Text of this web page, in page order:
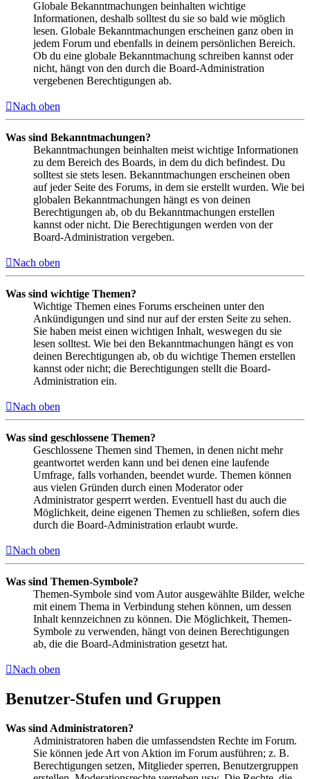
Globale Bekanntmachungen beinhalten wichtige
Informationen, deshalb solltest du sie so bald wie möglich
lesen. Globale Bekanntmachungen erscheinen ganz oben in
jedem Forum und ebenfalls in deinem persönlichen Bereich.
Ob du eine globale Bekanntmachung schreiben kannst oder
nicht, hängt von den durch die Board-Administration
vergebenen Berechtigungen ab.
Nach oben
Was sind Bekanntmachungen?
Bekanntmachungen beinhalten meist wichtige Informationen
zu dem Bereich des Boards, in dem du dich befindest. Du
solltest sie stets lesen. Bekanntmachungen erscheinen oben
auf jeder Seite des Forums, in dem sie erstellt wurden. Wie bei
globalen Bekanntmachungen hängt es von deinen
Berechtigungen ab, ob du Bekanntmachungen erstellen
kannst oder nicht. Die Berechtigungen werden von der
Board-Administration vergeben.
Nach oben
Was sind wichtige Themen?
Wichtige Themen eines Forums erscheinen unter den
Ankündigungen und sind nur auf der ersten Seite zu sehen.
Sie haben meist einen wichtigen Inhalt, weswegen du sie
lesen solltest. Wie bei den Bekanntmachungen hängt es von
deinen Berechtigungen ab, ob du wichtige Themen erstellen
kannst oder nicht; die Berechtigungen stellt die Board-
Administration ein.
Nach oben
Was sind geschlossene Themen?
Geschlossene Themen sind Themen, in denen nicht mehr
geantwortet werden kann und bei denen eine laufende
Umfrage, falls vorhanden, beendet wurde. Themen können
aus vielen Gründen durch einen Moderator oder
Administrator gesperrt werden. Eventuell hast du auch die
Möglichkeit, deine eigenen Themen zu schließen, sofern dies
durch die Board-Administration erlaubt wurde.
Nach oben
Was sind Themen-Symbole?
Themen-Symbole sind vom Autor ausgewählte Bilder, welche
mit einem Thema in Verbindung stehen können, um dessen
Inhalt kennzeichnen zu können. Die Möglichkeit, Themen-
Symbole zu verwenden, hängt von deinen Berechtigungen
ab, die die Board-Administration gesetzt hat.
Nach oben
Benutzer-Stufen und Gruppen
Was sind Administratoren?
Administratoren haben die umfassendsten Rechte im Forum.
Sie können jede Art von Aktion im Forum ausführen; z. B.
Berechtigungen setzen, Mitglieder sperren, Benutzergruppen